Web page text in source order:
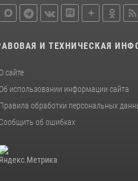
И ТЕХНИЧЕСКАЯ
О сайте
Об использовании информации сайта
Правила обработки персональных
Сообщить об ошибках